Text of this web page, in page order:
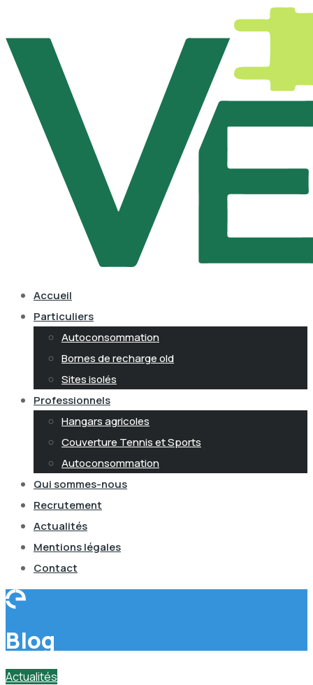
Accueil
Particuliers
Autoconsommation
Bornes de recharge old
Sites isolés
Professionnels
Hangars agricoles
Couverture Tennis et Sports
Autoconsommation
Qui sommes-nous
Recrutement
Actualités
Mentions légales
Contact
Blog
Actualités